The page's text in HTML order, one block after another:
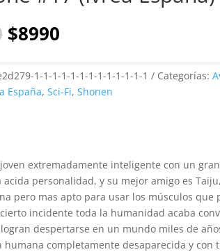
El
precio
original
era:
$10490.
$8990El
actual
es:
$8990.
1-1-1-1-1-1-1-1-1-1-1-1-1 Categorías:
España, Sci-Fi, Shonen
extremadamente inteligente con un
acida personalidad, y su mejor amigo es
pero mas apto para usar los músculos que
incidente toda la humanidad acaba
despertarse en un mundo miles de
humana completamente desaparecida y con